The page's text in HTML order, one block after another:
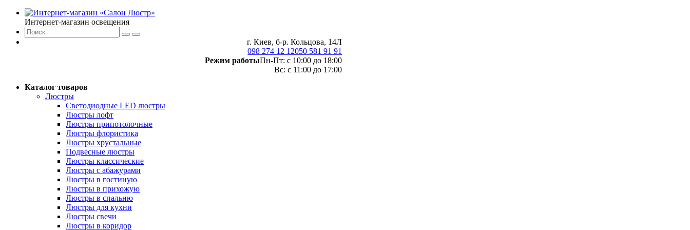
Интернет-магазин освещения
г. Киев, б-р. Кольцова, 14Л
098 274 12 12050 581 91 91
Режим работыПн-Пт: с 10:00 до 18:00
Вс: с 11:00 до 17:00
Каталог товаров
Люстры
Светодиодные LED люстры
Люстры лофт
Люстры припотолочные
Люстры флористика
Люстры хрустальные
Подвесные люстры
Люстры классические
Люстры с абажурами
Люстры в гостиную
Люстры в прихожую
Люстры в спальню
Люстры для кухни
Люстры свечи
Люстры в коридор